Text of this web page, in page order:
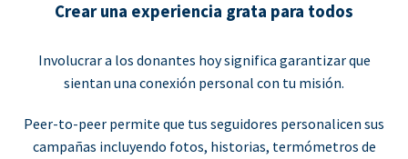
Crear una experiencia grata para todos
Involucrar a los donantes hoy significa garantizar que
sientan una conexión personal con tu misión.
Peer-to-peer permite que tus seguidores personalicen sus
campañas incluyendo fotos, historias, termómetros de